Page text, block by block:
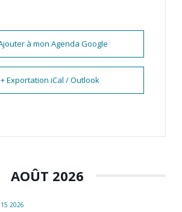
à mon Agenda Google
+ Exportation iCal / Outlook
AOÛT 2026
2026